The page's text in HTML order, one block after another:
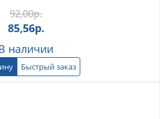
92,00р.
85,56р.
наличии
Быстрый заказ